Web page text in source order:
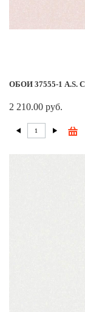
ОБОИ 37555-1 A.S.
2 210.00 руб.